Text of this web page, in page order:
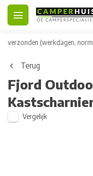
verzonden (werkdagen,
Terug
Fjord
Vergelijk